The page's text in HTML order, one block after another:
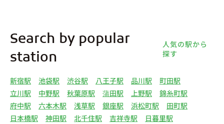
Search by popular
station
人気の駅から
探す
新宿駅 池袋駅 渋谷駅 八王子駅 品川駅
町田駅
立川駅
中野駅 秋葉原駅 蒲田駅 上野駅
錦糸町駅
府中駅
六本木駅 浅草駅 銀座駅 浜松町駅
田町駅
日本橋駅
神田駅 北千住駅 吉祥寺駅
日暮里駅